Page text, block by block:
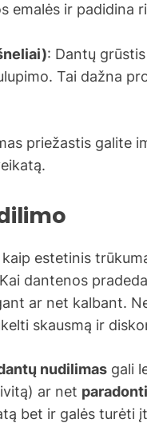
emalės ir padidina
: Dantų
Tai dažna
priežastis galite
estetinis
dantenos
ar net kalbant.
skausmą ir
nudilimas gali
ar net
bet ir galės turėti